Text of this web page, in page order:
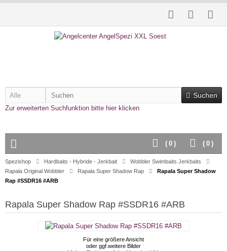
Suchen
Zur erweiterten Suchfunktion bitte hier klicken
( 0 )
( 0 )
Spezishop Hardbaits - Hybride - Jerkbait
Wobbler Swimbaits Jerkbaits
Rapala Original Wobbler
Rapala Super Shadow Rap
Rapala Super Shadow
Rap #SSDR16 #ARB
Rapala Super Shadow Rap #SSDR16 #ARB
Für eine größere Ansicht
oder ggf.weitere Bilder